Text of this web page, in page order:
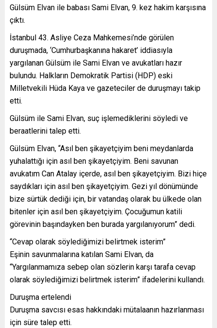
Gülsüm Elvan ile babası Sami Elvan, 9. kez hakim karşısına
çıktı.
İstanbul 43. Asliye Ceza Mahkemesi’nde görülen
duruşmada, ‘Cumhurbaşkanına hakaret’ iddiasıyla
yargılanan Gülsüm ile Sami Elvan ve avukatları hazır
bulundu. Halkların Demokratik Partisi (HDP) eski
Milletvekili Hüda Kaya ve gazeteciler de duruşmayı takip
etti.
Gülsüm ile Sami Elvan, suç işlemediklerini söyledi ve
beraatlerini talep etti.
Gülsüm Elvan, “Asıl ben şikayetçiyim beni meydanlarda
yuhalattığı için asıl ben şikayetçiyim. Beni savunan
avukatım Can Atalay içerde, asıl ben şikayetçiyim. Bizi hiçe
saydıkları için asıl ben şikayetçiyim. Gezi yıl dönümünde
bize sürtük dediği için, bir vatandaş olarak bu ülkede olan
bitenler için asıl ben şikayetçiyim. Çocuğumun katili
görevinin başındayken ben burada yargılanıyorum” dedi.
“Cevap olarak söylediğimizi belirtmek isterim”
Eşinin savunmalarına katılan Sami Elvan, da
“Yargılanmamıza sebep olan sözlerin karşı tarafa cevap
olarak söylediğimizi belirtmek isterim” ifadelerini kullandı.
Duruşma ertelendi
Duruşma savcısı esas hakkındaki mütalaanın hazırlanması
için süre talep etti.